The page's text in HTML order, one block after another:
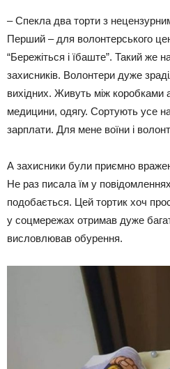
– Спекла два торти з
Перший – для волонтерського
“Бережіться і їбаште”. Такий же
захисників. Волонтери дуже
вихідних. Живуть між коробками
медицини, одягу. Сортують усе
зарплати. Для мене воїни і
А захисники були приємно
Не раз писала їм у
подобається. Цей тортик хоч
у соцмережах отримав дуже
висловлював обурення.